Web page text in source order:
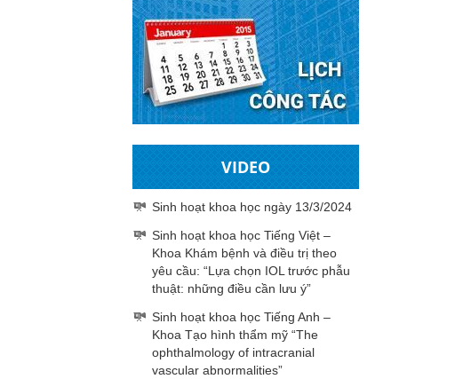
VIDEO
Sinh hoạt khoa học ngày 13/3/2024
Sinh hoạt khoa học Tiếng Việt –
Khoa Khám bệnh và điều trị theo
yêu cầu: “Lựa chọn IOL trước phẫu
thuật: những điều cần lưu ý”
Sinh hoạt khoa học Tiếng Anh –
Khoa Tạo hình thẩm mỹ “The
ophthalmology of intracranial
vascular abnormalities”